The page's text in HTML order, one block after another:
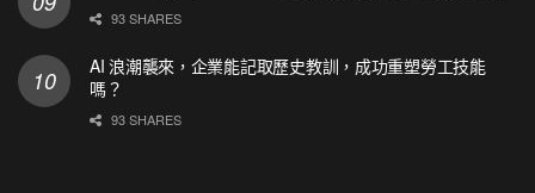
93 SHARES
AI 浪潮襲來，企業能記取歷史教訓，成功重塑勞工技能
嗎？
93 SHARES